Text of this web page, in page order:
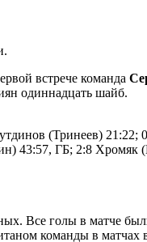
встрече команда
одиннадцать шайб.
(Тринеев) 21:22;
43:57, ГБ; 2:8 Хромяк
Все голы в матче
команды в матчах